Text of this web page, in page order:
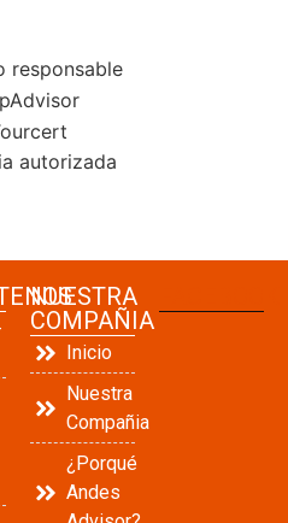
NUESTRA
COMPAÑIA
Inicio
Nuestra
Compañia
¿Porqué
Andes